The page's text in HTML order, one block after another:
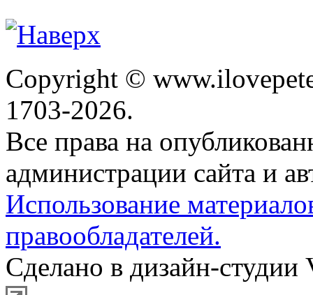
Copyright ©
1703-2026.
Все права на
администрации сайта и
Использование
правообладателей.
Сделано в дизайн-студии